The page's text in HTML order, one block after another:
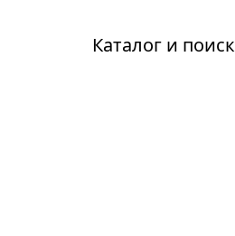
Каталог и поиск